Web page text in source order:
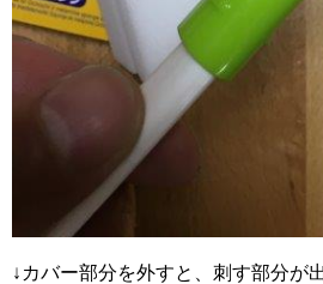
↓カバー部分を外すと、刺す部分が